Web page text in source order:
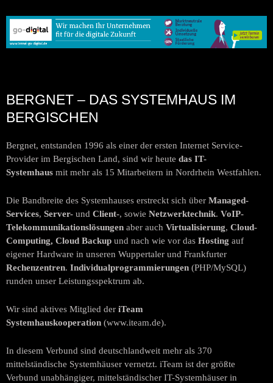
BERGNET – DAS SYSTEMHAUS IM
BERGISCHEN
Bergnet, entstanden 1996 als einer der ersten Internet Service-
Provider im Bergischen Land, sind wir heute das IT-
Systemhaus mit mehr als 15 Mitarbeitern in Nordrhein Westfahlen.
Die Bandbreite des Systemhauses erstreckt sich über Managed-
Services, Server- und Client-, sowie Netzwerktechnik. VoIP-
Telekommunikationslösungen aber auch Virtualisierung, Cloud-
Computing, Cloud Backup und nach wie vor das Hosting auf
eigener Hardware in unseren Wuppertaler und Frankfurter
Rechenzentren. Individualprogrammierungen (PHP/MySQL)
runden unser Leistungsspektrum ab.
Wir sind aktives Mitglied der iTeam
Systemhauskooperation (www.iteam.de).
In diesem Verbund sind deutschlandweit mehr als 370
mittelständische Systemhäuser vernetzt. iTeam ist der größte
Verbund unabhängiger, mittelständischer IT-Systemhäuser in